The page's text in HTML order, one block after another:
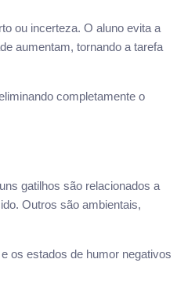
ou incerteza. O aluno evita a
aumentam, tornando a tarefa
completamente o
gatilhos são relacionados a
Outros são ambientais,
os estados de humor negativos